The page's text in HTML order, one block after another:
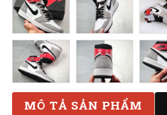
MÔ TẢ SẢN PHẨM